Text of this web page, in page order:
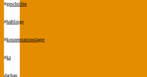
#geschichte
#häftlinge
#konzentrationslager
#kz
dachau